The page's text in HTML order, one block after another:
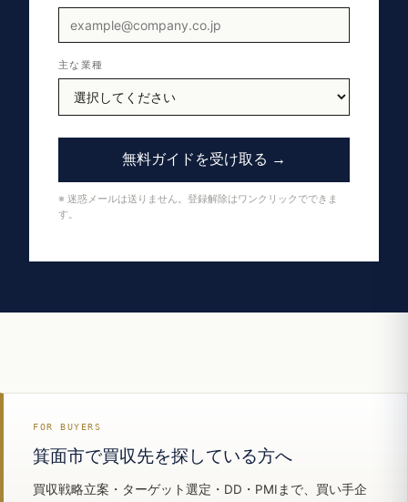
主な業種
無料ガイドを受け取る →
※ 迷惑メールは送りません。登録解除はワンクリックでできま
す。
FOR BUYERS
箕面市で買収先を探している方へ
買収戦略立案・ターゲット選定・DD・PMIまで、買い手企